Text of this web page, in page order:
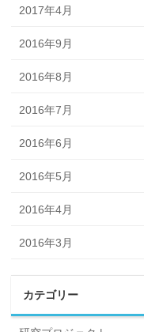
2017年4月
2016年9月
2016年8月
2016年7月
2016年6月
2016年5月
2016年4月
2016年3月
カテゴリー